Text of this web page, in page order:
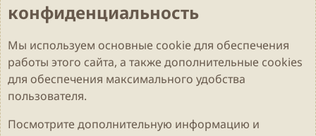
Cookies Darkdale - Основа [v.2.3.2 rc1] 🔥
Русский (RU)
Обратная связь
Условия и правила
Политика конфиденциальности
Помощь
R
конфиденциальность
Мы используем основные cookieдля обеспечения
работы этого сайта, а также дополнительные cookies
для обеспечения максимального удобства
пользователя.
Посмотрите дополнительную информацию и